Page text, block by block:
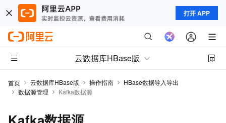
打开 APP
云数据库HBase版
首页 云数据库HBase版 操作指南
HBase数据导入导出
数据源管理
Kafka数据源